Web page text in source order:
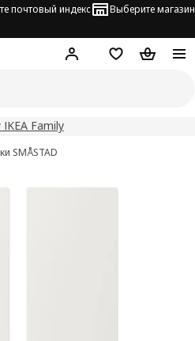
почтовый индекс Выберите магазин
Hej! ВойтиСписокКорзина
Family
SMÅSTAD